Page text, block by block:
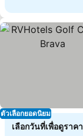
ตัวเลือกยอดนิยม
เลือกวันที่เพื่อดูราค